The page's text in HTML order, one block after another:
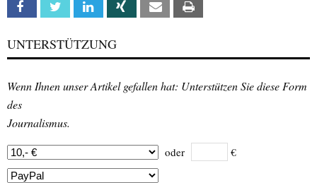
Facebook Twitter Linkedin Xing Email
UNTERSTÜTZUNG
Wenn Ihnen unser Artikel gefallen hat: Unterstützen Sie diese Form
des
Journalismus.
oder €